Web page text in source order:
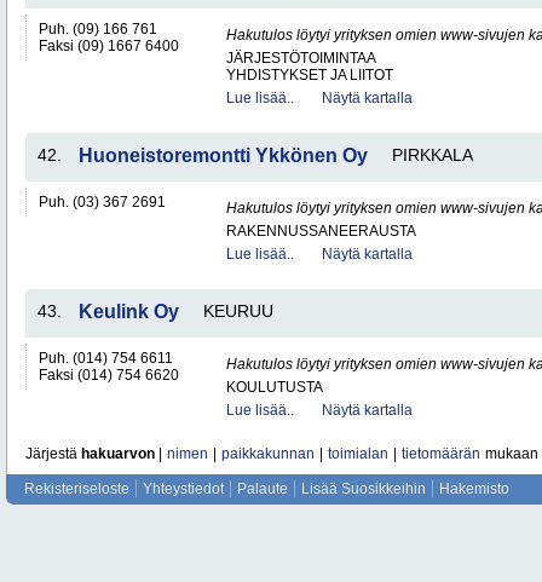
Puh. (09) 166 761
Faksi (09) 1667 6400
Hakutulos löytyi yrityksen omien www-sivujen
JÄRJESTÖTOIMINTAA
YHDISTYKSET JA LIITOT
Lue lisää..
Näytä kartalla
42. Huoneistoremontti Ykkönen Oy PIRKKALA
Puh. (03) 367 2691
Hakutulos löytyi yrityksen omien www-sivujen
RAKENNUSSANEERAUSTA
Lue lisää..
Näytä kartalla
43. Keulink Oy KEURUU
Puh. (014) 754 6611
Faksi (014) 754 6620
Hakutulos löytyi yrityksen omien www-sivujen
KOULUTUSTA
Lue lisää..
Näytä kartalla
Järjestä hakuarvon nimen paikkakunnan toimialan tietomäärän mukaan
Rekisteriseloste Yhteystiedot Palaute Lisää Suosikkeihin Hakemisto